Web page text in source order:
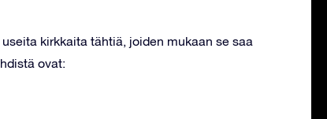
kirkkaita tähtiä, joiden mukaan se saa
ovat: